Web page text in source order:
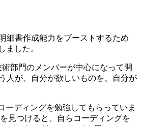
細書作成能力をブーストするため
ました。
部門のメンバーが中心になって開
人が、自分が欲しいものを、自分が
ディングを勉強してもらっていま
見つけると、自らコーディングを